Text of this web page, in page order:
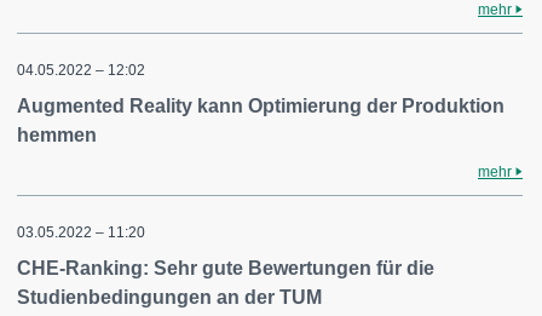
mehr
04.05.2022 – 12:02
Augmented Reality kann Optimierung der Produktion
hemmen
mehr
03.05.2022 – 11:20
CHE-Ranking: Sehr gute Bewertungen für die
Studienbedingungen an der TUM